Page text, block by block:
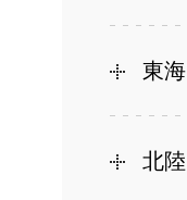
東海
北陸